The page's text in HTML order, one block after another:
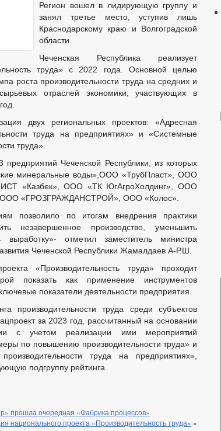
Регион вошел в лидирующую группу и
занял третье место, уступив лишь
Краснодарскому краю и Волгоградской
области.
Чеченская Республика реализует
труда» с 2022 года. Основной целью
роста производительности труда на средних и
отраслей экономики, участвующих в
двух региональных проектов: «Адресная
труда на предприятиях» и «Системные
труда».
предприятий Чеченской Республики, из которых
минеральные воды»,ООО «ТрубПласт», ООО
«Казбек», ООО «ТК ЮгАгроХолдинг», ООО
ООО «ГРОЗГРАЖДАНСТРОЙ», ООО «Колос».
позволило по итогам внедрения практики
незавершенное производство, уменьшить
отметил заместитель министра
Чеченской Республики Жамалдаев А-Р.Ш.
«Производительность труда» проходит
показать как применение инструментов
показатели деятельности предприятия.
производительности труда среди субъектов
за 2023 год, рассчитанный на основании
с учетом реализации ими мероприятий
по повышению производительности труда» и
труда на предприятиях»,
подгруппу рейтинга.
прошла очередная «Фабрика процессов»
национального проекта «Производительность труда» »